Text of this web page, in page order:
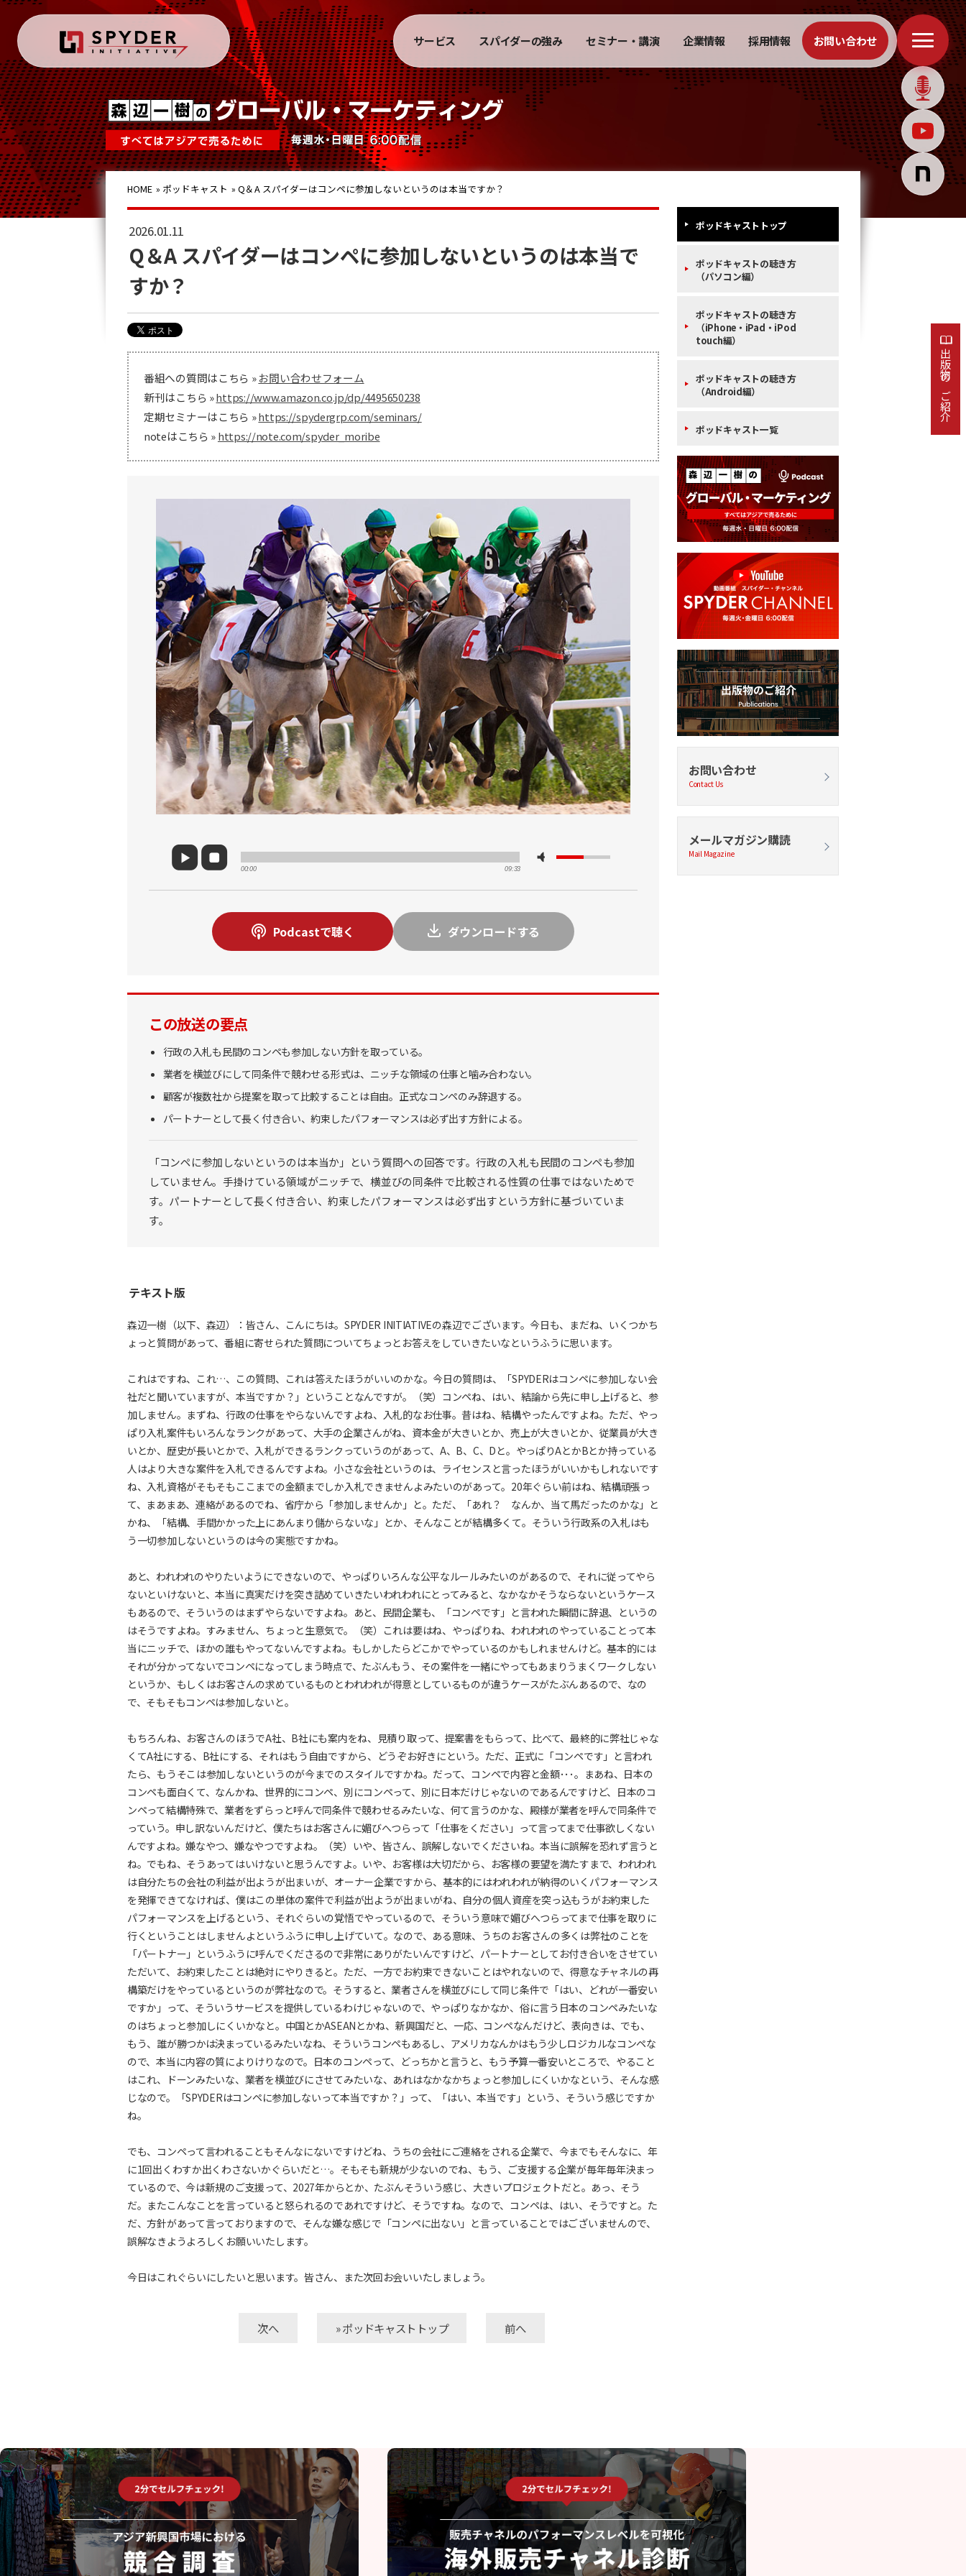
サービス スパイダーの強み セミナー・講演 企業情報 採用情報 お問い合わせ
出版物のご紹介
HOME » ポッドキャスト » Q＆A スパイダーはコンペに参加しないというのは本当ですか？
2026.01.11
Q＆A スパイダーはコンペに参加しないというのは本当で
すか？
番組への質問はこちら »お問い合わせフォーム
新刊はこちら »https://www.amazon.co.jp/dp/4495650238
定期セミナーはこちら »https://spydergrp.com/seminars/
noteはこちら »https://note.com/spyder_moribe
00:00 09:33
Podcastで聴く ダウンロードする
この放送の要点
行政の入札も民間のコンペも参加しない方針を取っている。
業者を横並びにして同条件で競わせる形式は、ニッチな領域の仕事と噛み合わない。
顧客が複数社から提案を取って比較することは自由。正式なコンペのみ辞退する。
パートナーとして長く付き合い、約束したパフォーマンスは必ず出す方針による。
「コンペに参加しないというのは本当か」という質問への回答です。行政の入札も民間のコンペも参加
していません。手掛けている領域がニッチで、横並びの同条件で比較される性質の仕事ではないためで
す。パートナーとして長く付き合い、約束したパフォーマンスは必ず出すという方針に基づいていま
す。
テキスト版
森辺一樹（以下、森辺）：皆さん、こんにちは。SPYDER INITIATIVEの森辺でございます。今日も、まだね、いくつかち
ょっと質問があって、番組に寄せられた質問についてちょっとお答えをしていきたいなというふうに思います。
これはですね、これ…、この質問、これは答えたほうがいいのかな。今日の質問は、「SPYDERはコンペに参加しない会
社だと聞いていますが、本当ですか？」ということなんですが。（笑）コンペね、はい、結論から先に申し上げると、参
加しません。まずね、行政の仕事をやらないんですよね、入札的なお仕事。昔はね、結構やったんですよね。ただ、やっ
ぱり入札案件もいろんなランクがあって、大手の企業さんがね、資本金が大きいとか、売上が大きいとか、従業員が大き
いとか、歴史が長いとかで、入札ができるランクっていうのがあって、A、B、C、Dと。やっぱりAとかBとか持っている
人はより大きな案件を入札できるんですよね。小さな会社というのは、ライセンスと言ったほうがいいかもしれないです
ね、入札資格がそもそもここまでの金額までしか入札できませんよみたいのがあって。20年ぐらい前はね、結構頑張っ
て、まあまあ、連絡があるのでね、省庁から「参加しませんか」と。ただ、「あれ？ なんか、当て馬だったのかな」と
かね、「結構、手間かかった上にあんまり儲からないな」とか、そんなことが結構多くて。そういう行政系の入札はも
う一切参加しないというのは今の実態ですかね。
あと、われわれのやりたいようにできないので、やっぱりいろんな公平なルールみたいのがあるので、それに従ってやら
ないといけないと、本当に真実だけを突き詰めていきたいわれわれにとってみると、なかなかそうならないというケース
もあるので、そういうのはまずやらないですよね。あと、民間企業も、「コンペです」と言われた瞬間に辞退、というの
はそうですよね。すみません、ちょっと生意気で。（笑）これは要はね、やっぱりね、われわれのやっていることって本
当にニッチで、ほかの誰もやってないんですよね。もしかしたらどこかでやっているのかもしれませんけど。基本的には
それが分かってないでコンペになってしまう時点で、たぶんもう、その案件を一緒にやってもあまりうまくワークしない
というか、もしくはお客さんの求めているものとわれわれが得意としているものが違うケースがたぶんあるので、なの
で、そもそもコンペは参加しないと。
もちろんね、お客さんのほうでA社、B社にも案内をね、見積り取って、提案書をもらって、比べて、最終的に弊社じゃな
くてA社にする、B社にする、それはもう自由ですから、どうぞお好きにという。ただ、正式に「コンペです」と言われ
たら、もうそこは参加しないというのが今までのスタイルですかね。だって、コンペで内容と金額･･･。まあね、日本の
コンペも面白くて、なんかね、世界的にコンペ、別にコンペって、別に日本だけじゃないのであるんですけど、日本のコ
ンペって結構特殊で、業者をずらっと呼んで同条件で競わせるみたいな、何て言うのかな、殿様が業者を呼んで同条件で
っていう。申し訳ないんだけど、僕たちはお客さんに媚びへつらって「仕事をください」って言ってまで仕事欲しくない
んですよね。嫌なやつ、嫌なやつですよね。（笑）いや、皆さん、誤解しないでくださいね。本当に誤解を恐れず言うと
ね。でもね、そうあってはいけないと思うんですよ。いや、お客様は大切だから、お客様の要望を満たすまで、われわれ
は自分たちの会社の利益が出ようが出まいが、オーナー企業ですから、基本的にはわれわれが納得のいくパフォーマンス
を発揮できてなければ、僕はこの単体の案件で利益が出ようが出まいがね、自分の個人資産を突っ込もうがお約束した
パフォーマンスを上げるという、それぐらいの覚悟でやっているので、そういう意味で媚びへつらってまで仕事を取りに
行くということはしませんよというふうに申し上げていて。なので、ある意味、うちのお客さんの多くは弊社のことを
「パートナー」というふうに呼んでくださるので非常にありがたいんですけど、パートナーとしてお付き合いをさせてい
ただいて、お約束したことは絶対にやりきると。ただ、一方でお約束できないことはやれないので、得意なチャネルの再
構築だけをやっているというのが弊社なので。そうすると、業者さんを横並びにして同じ条件で「はい、どれが一番安い
ですか」って、そういうサービスを提供しているわけじゃないので、やっぱりなかなか、俗に言う日本のコンペみたいな
のはちょっと参加しにくいかなと。中国とかASEANとかね、新興国だと、一応、コンペなんだけど、表向きは、でも、
もう、誰が勝つかは決まっているみたいなね、そういうコンペもあるし、アメリカなんかはもう少しロジカルなコンペな
ので、本当に内容の質によりけりなので。日本のコンペって、どっちかと言うと、もう予算一番安いところで、やること
はこれ、ドーンみたいな、業者を横並びにさせてみたいな、あれはなかなかちょっと参加しにくいかなという、そんな感
じなので。「SPYDERはコンペに参加しないって本当ですか？」って、「はい、本当です」という、そういう感じですか
ね。
でも、コンペって言われることもそんなにないですけどね、うちの会社にご連絡をされる企業で、今までもそんなに、年
に1回出くわすか出くわさないかぐらいだと…。そもそも新規が少ないのでね、もう、ご支援する企業が毎年毎年決まっ
ているので、今は新規のご支援って、2027年からとか、たぶんそういう感じ、大きいプロジェクトだと。あっ、そう
だ。またこんなことを言っていると怒られるのであれですけど、そうですね。なので、コンペは、はい、そうですと。た
だ、方針があって言っておりますので、そんな嫌な感じで「コンペに出ない」と言っていることではございませんので、
誤解なきようよろしくお願いいたします。
今日はこれぐらいにしたいと思います。皆さん、また次回お会いいたしましょう。
次へ » ポッドキャストトップ 前へ
ポッドキャストトップ
ポッドキャストの聴き方
（パソコン編）
ポッドキャストの聴き方
（iPhone・iPad・iPod
touch編）
ポッドキャストの聴き方
（Android編）
ポッドキャスト一覧
お問い合わせ
Contact Us
メールマガジン購読
Mail Magazine
自己診断サービスのご紹介